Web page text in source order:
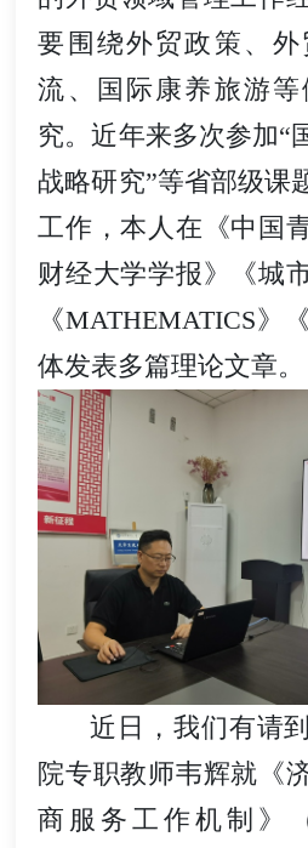
要围绕外贸政策、
流、国际康养旅游
究。近年来多次参加“
战略研究”等省部级课
工作，本人在《中国
财经大学学报》《城
《MATHEMATICS》
体发表多篇理论文章。
近日，我们有请
院专职教师韦辉就《
商服务工作机制》